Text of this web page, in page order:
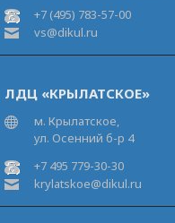
+7 (495) 783-57-00
vs@dikul.ru
ЛДЦ «КРЫЛАТСКОЕ»
м. Крылатское,
ул. Осенний б-р 4
+7 495 779-30-30
krylatskoe@dikul.ru